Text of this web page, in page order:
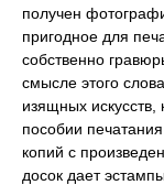
получен
пригодное для
собственно
смысле этого
изящных
пособии
копий с
досок дает